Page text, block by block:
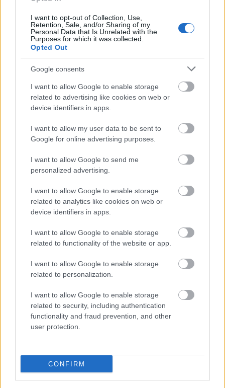
I want to opt-out of Collection, Use,
Retention, Sale, and/or Sharing of my
Personal Data that Is Unrelated with the
Purposes for which it was collected.
Opted Out
Google consents
I want to allow Google to enable storage
related to advertising like cookies on web or
device identifiers in apps.
I want to allow my user data to be sent to
Google for online advertising purposes.
I want to allow Google to send me
personalized advertising.
I want to allow Google to enable storage
related to analytics like cookies on web or
device identifiers in apps.
I want to allow Google to enable storage
related to functionality of the website or app.
I want to allow Google to enable storage
related to personalization.
I want to allow Google to enable storage
related to security, including authentication
functionality and fraud prevention, and other
user protection.
CONFIRM
Uma Thurman Dior és Chopard szettben tarol a vörös
szőnyegen
picture alliance/Getty Images